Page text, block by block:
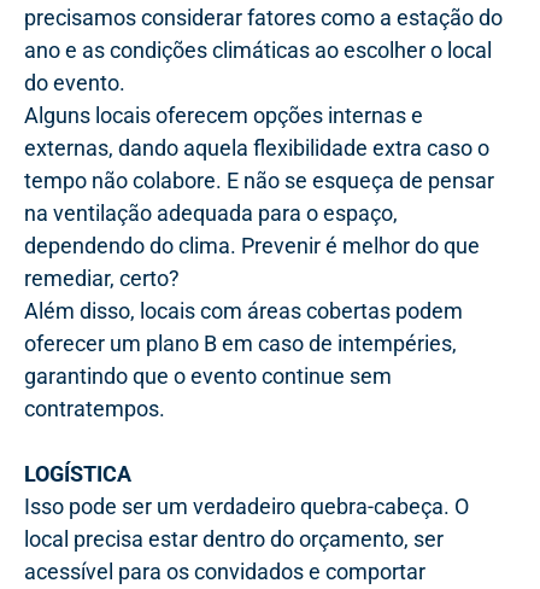
precisamos considerar fatores como a estação do
ano e as condições climáticas ao escolher o local
do evento.
Alguns locais oferecem opções internas e
externas, dando aquela flexibilidade extra caso o
tempo não colabore. E não se esqueça de pensar
na ventilação adequada para o espaço,
dependendo do clima. Prevenir é melhor do que
remediar, certo?
Além disso, locais com áreas cobertas podem
oferecer um plano B em caso de intempéries,
garantindo que o evento continue sem
contratempos.
LOGÍSTICA
Isso pode ser um verdadeiro quebra-cabeça. O
local precisa estar dentro do orçamento, ser
acessível para os convidados e comportar